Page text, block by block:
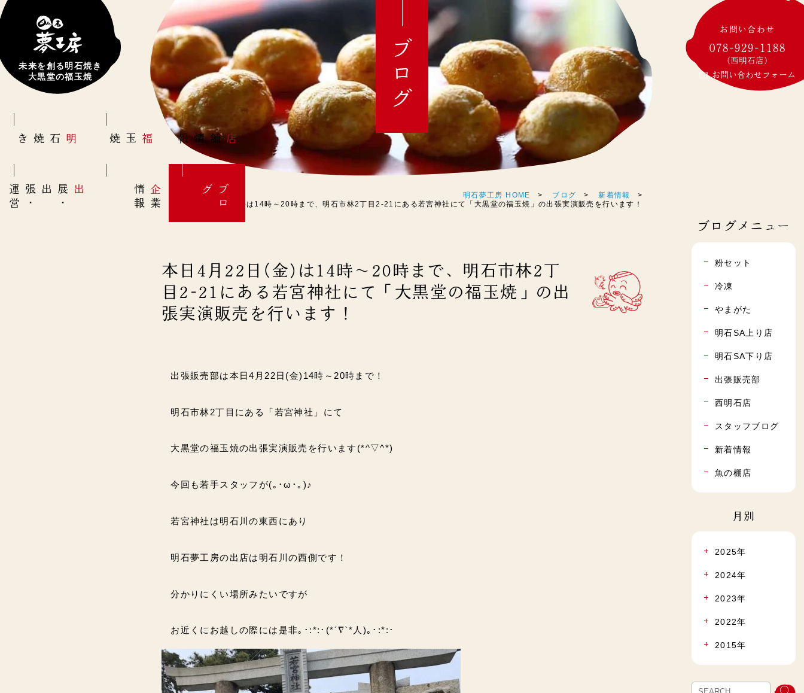
未来を創る明石焼き
大黒堂の福玉焼
明石焼き 福玉焼 店舗情報
出展
・
出張
・
運
営
企
業
情
報
ブ
ロ
グ
ブログ
明石夢工房 HOME ブログ
新着情報
本日4月22日(金)は14時～20時まで、明石市林2丁目2-21にある若宮神社にて「大黒堂の福玉焼」の出張実演販売を行います！
本日4月22日(金)は14時～20時まで、明石市林2丁
目2-21にある若宮神社にて「大黒堂の福玉焼」の出
張実演販売を行います！
出張販売部は本日4月22日(金)14時～20時まで！
明石市林2丁目にある「若宮神社」にて
大黒堂の福玉焼の出張実演販売を行います(*^▽^*)
今回も若手スタッフが(｡･ω･｡)♪
若宮神社は明石川の東西にあり
明石夢工房の出店は明石川の西側です！
分かりにくい場所みたいですが
お近くにお越しの際には是非｡･:*:･(*´∇`*人)｡･:*:･
お問い合わせ
078-929-1188
(西明石店)
お問い合わせフォーム
ブログメニュー
粉セット
冷凍
やまがた
明石SA上り店
明石SA下り店
出張販売部
西明石店
スタッフブログ
新着情報
魚の棚店
月別
2025年
2024年
2023年
2022年
2015年